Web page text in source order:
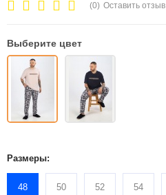
(0) Оставить отзыв
Выберите цвет
Размеры:
48 50 52 54